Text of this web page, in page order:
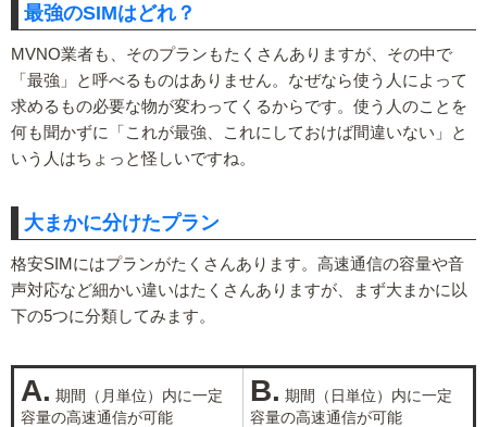
最強のSIMはどれ？
MVNO業者も、そのプランもたくさんありますが、その中で
「最強」と呼べるものはありません。なぜなら使う人によって
求めるもの必要な物が変わってくるからです。使う人のことを
何も聞かずに「これが最強、これにしておけば間違いない」と
いう人はちょっと怪しいですね。
大まかに分けたプラン
格安SIMにはプランがたくさんあります。高速通信の容量や音
声対応など細かい違いはたくさんありますが、まず大まかに以
下の5つに分類してみます。
A. 期間（月単位）内に一定
容量の高速通信が可能
B. 期間（日単位）内に一定
容量の高速通信が可能